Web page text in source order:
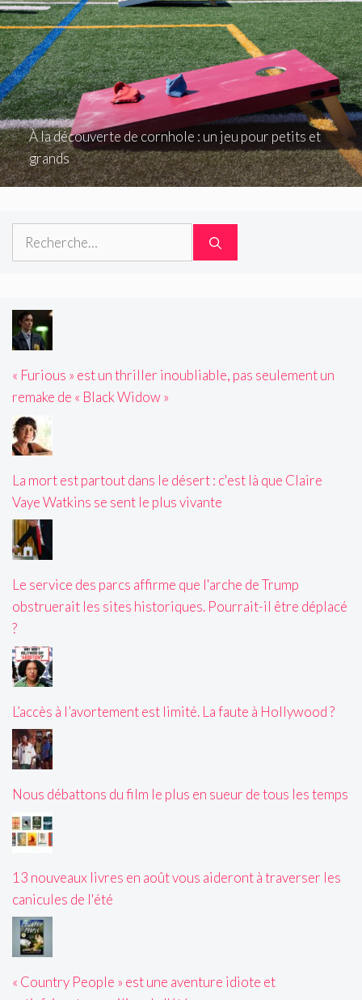
À la découverte de cornhole : un jeu pour petits et
grands
Rechercher :
« Furious » est un thriller inoubliable, pas seulement un
remake de « Black Widow »
La mort est partout dans le désert : c'est là que Claire
Vaye Watkins se sent le plus vivante
Le service des parcs affirme que l'arche de Trump
obstruerait les sites historiques. Pourrait-il être déplacé
?
L’accès à l’avortement est limité. La faute à Hollywood ?
Nous débattons du film le plus en sueur de tous les temps
13 nouveaux livres en août vous aideront à traverser les
canicules de l'été
« Country People » est une aventure idiote et